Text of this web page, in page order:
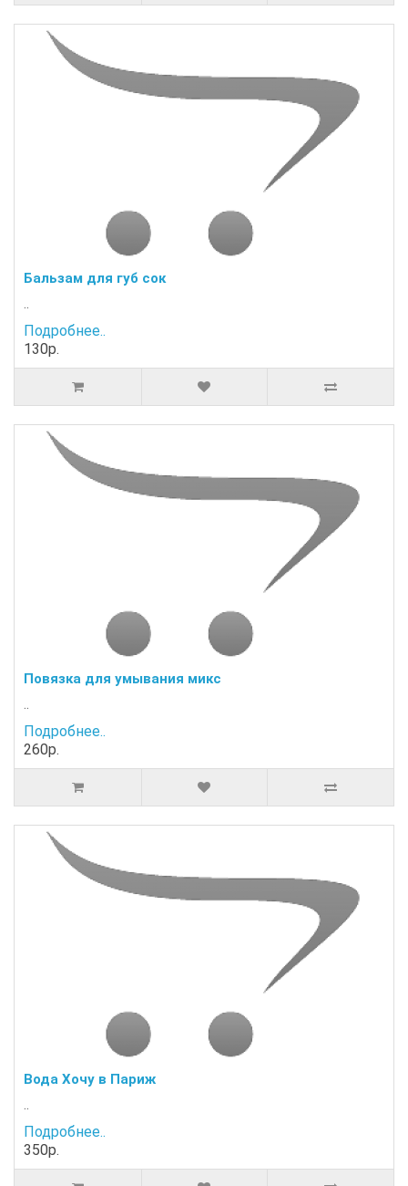
Бальзам для губ сок
..
Подробнее..
130р.
Повязка для умывания микс
..
Подробнее..
260р.
Вода Хочу в Париж
..
Подробнее..
350р.